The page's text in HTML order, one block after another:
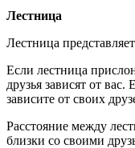
Лестница
Лестница
Если лестница
друзья зависят от
зависите от своих
Расстояние между
близки со своими